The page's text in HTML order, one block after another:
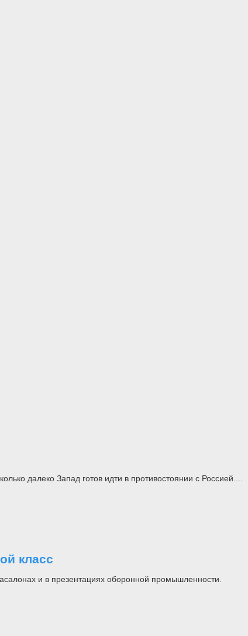
далеко Запад готов идти в противостоянии с Россией....
класс
и в презентациях оборонной промышленности.